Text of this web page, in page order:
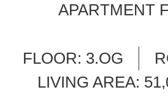
APARTMENT
FLOOR: 3.OG
LIVING AREA: